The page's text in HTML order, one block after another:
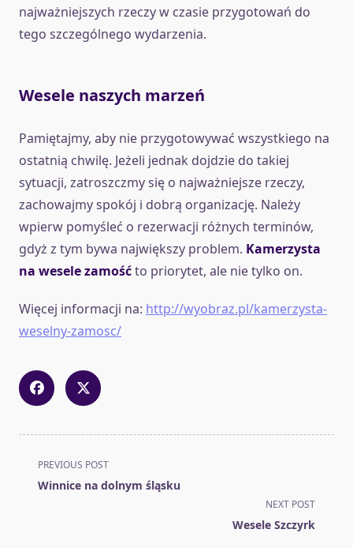
najważniejszych rzeczy w czasie przygotowań do
tego szczególnego wydarzenia.
Wesele naszych marzeń
Pamiętajmy, aby nie przygotowywać wszystkiego na
ostatnią chwilę. Jeżeli jednak dojdzie do takiej
sytuacji, zatroszczmy się o najważniejsze rzeczy,
zachowajmy spokój i dobrą organizację. Należy
wpierw pomyśleć o rezerwacji różnych terminów,
gdyż z tym bywa największy problem. Kamerzysta
na wesele zamośćto priorytet, ale nie tylko on.
Więcej informacji na: http://wyobraz.pl/kamerzysta-
weselny-zamosc/
<span
class="nav-
PREVIOUS POST
Winnice na dolnym śląsku
NEXT POST
Wesele Szczyrk